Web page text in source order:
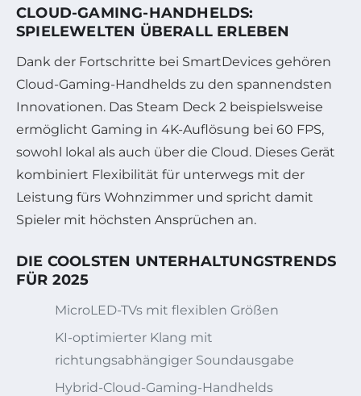
CLOUD-GAMING-HANDHELDS:
SPIELEWELTEN ÜBERALL ERLEBEN
Dank der Fortschritte bei SmartDevices gehören
Cloud-Gaming-Handhelds zu den spannendsten
Innovationen. Das Steam Deck 2 beispielsweise
ermöglicht Gaming in 4K-Auflösung bei 60 FPS,
sowohl lokal als auch über die Cloud. Dieses Gerät
kombiniert Flexibilität für unterwegs mit der
Leistung fürs Wohnzimmer und spricht damit
Spieler mit höchsten Ansprüchen an.
DIE COOLSTEN UNTERHALTUNGSTRENDS
FÜR 2025
MicroLED-TVs mit flexiblen Größen
KI-optimierter Klang mit
richtungsabhängiger Soundausgabe
Hybrid-Cloud-Gaming-Handhelds